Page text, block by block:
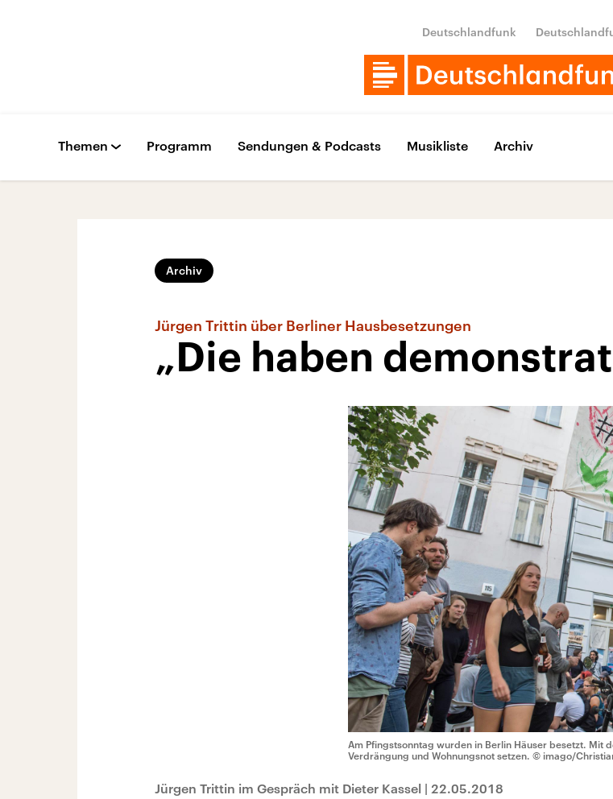
Deutschlandfunk
Themen Programm Sendungen & Podcasts Musikliste Archiv
Archiv
Jürgen Trittin über Berliner Hausbesetzungen
„Die haben
Am Pfingstsonntag wurden in Berlin Häuser besetzt. Mit
Verdrängung und Wohnungsnot setzen. © imago/
Jürgen Trittin im Gespräch mit Dieter Kassel | 22.05.2018